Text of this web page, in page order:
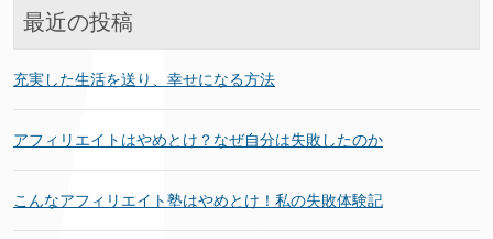
最近の投稿
充実した生活を送り、幸せになる方法
アフィリエイトはやめとけ？なぜ自分は失敗したのか
こんなアフィリエイト塾はやめとけ！私の失敗体験記